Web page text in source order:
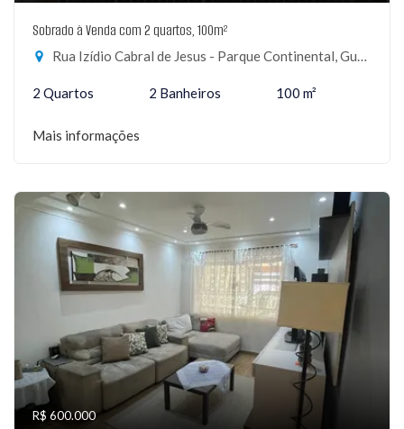
Sobrado à Venda com 2 quartos, 100m²
Rua Izídio Cabral de Jesus - Parque Continental, Guarulhos-SP
2 Quartos 2 Banheiros 100 m²
Mais informações
R$ 600.000